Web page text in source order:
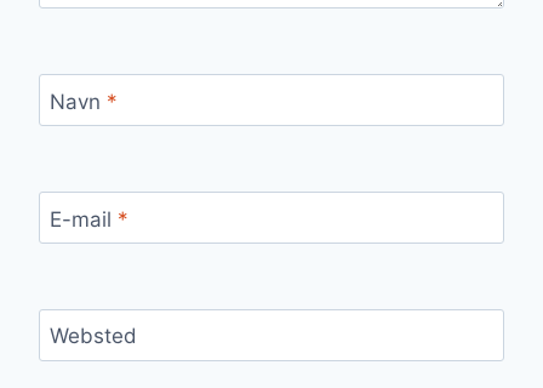
Navn *
E-mail *
Websted